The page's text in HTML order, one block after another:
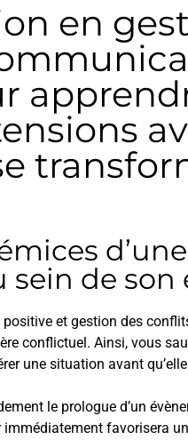
en
sein de son
et gestion des
conflictuel. Ainsi, vous
une situation avant qu’elle
le prologue d’un
immédiatement favorisera